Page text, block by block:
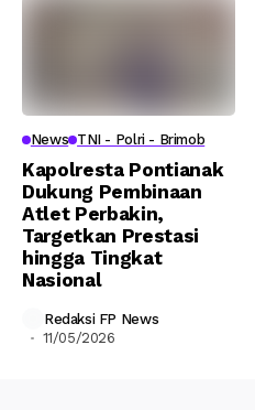
News TNI - Polri - Brimob
Kapolresta Pontianak
Dukung Pembinaan
Atlet Perbakin,
Targetkan Prestasi
hingga Tingkat
Nasional
Redaksi FP News
11/05/2026